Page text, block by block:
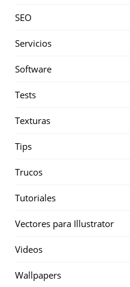
SEO
Servicios
Software
Tests
Texturas
Tips
Trucos
Tutoriales
Vectores para Illustrator
Videos
Wallpapers